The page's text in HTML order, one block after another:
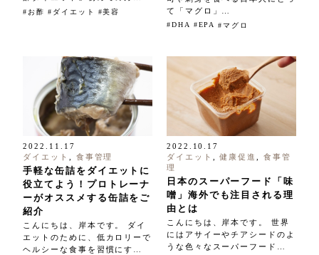
お酢 ダイエット 美容
て「マグロ」…
DHA EPA マグロ
2022.11.17
ダイエット
食事管理
手軽な缶詰をダイエットに
役立てよう！プロトレーナ
ーがオススメする缶詰をご
紹介
こんにちは、岸本です。 ダイ
エットのために、低カロリーで
ヘルシーな食事を習慣にす…
2022.10.17
ダイエット
,健康促進
食事管
理
日本のスーパーフード「味
噌」海外でも注目される理
由とは
こんにちは、岸本です。 世界
にはアサイーやチアシードのよ
うな色々なスーパーフード…